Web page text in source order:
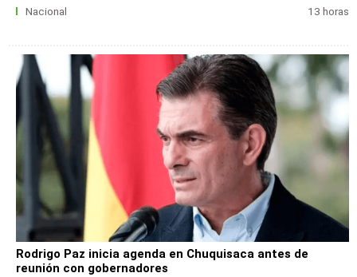
Nacional 13 horas
Rodrigo Paz inicia agenda en Chuquisaca antes de
reunión con gobernadores